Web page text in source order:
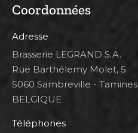
Coordonnées
Adresse
Brasserie LEGRAND S.A.
Rue Barthélemy Molet, 5
5060 Sambreville - Tamines
BELGIQUE
Téléphones